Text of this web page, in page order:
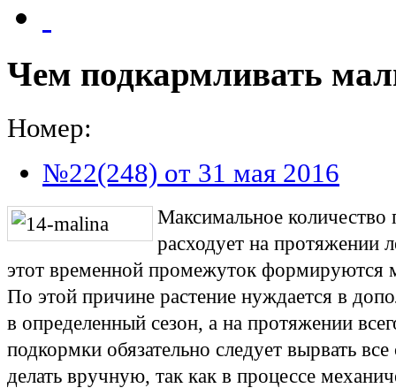
Чем подкармливать
Номер:
№22(248) от 31 мая 2016
Максимальное количество
расходует на протяжении
этот временной промежуток формируются
По этой причине растение нуждается в
в определенный сезон, а на протяжении
подкормки обязательно следует вырвать
делать вручную, так как в процессе